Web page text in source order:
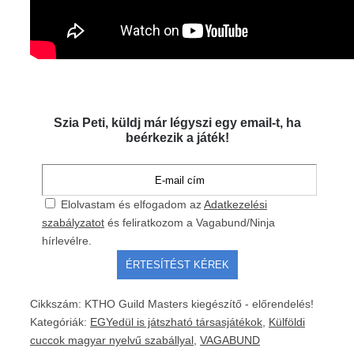
Szia Peti, küldj már légyszi egy email-t, ha
beérkezik a játék!
Elolvastam és elfogadom azAdatkezelési
szabályzatot és feliratkozom a Vagabund/Ninja
hírlevélre.
Cikkszám: KTHO Guild Masters kiegészítő - előrendelés!
Kategóriák: EGYedül is játszható társasjátékok Külföldi
cuccok magyar nyelvű szabállyal VAGABUND